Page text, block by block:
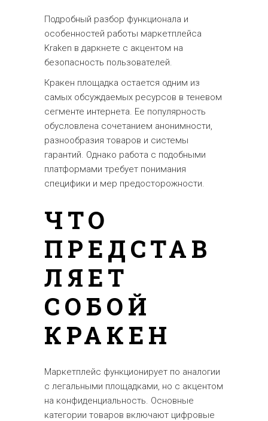
Подробный разбор функционала и
особенностей работы маркетплейса
Kraken в даркнете с акцентом на
безопасность пользователей.
Кракен площадка остается одним из
самых обсуждаемых ресурсов в теневом
сегменте интернета. Ее популярность
обусловлена сочетанием анонимности,
разнообразия товаров и системы
гарантий. Однако работа с подобными
платформами требует понимания
специфики и мер предосторожности.
ЧТО
ПРЕДСТАВ
ЛЯЕТ
СОБОЙ
КРАКЕН
Маркетплейс функционирует по аналогии
с легальными площадками, но с акцентом
на конфиденциальность. Основные
категории товаров включают цифровые